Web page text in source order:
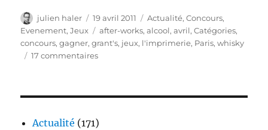
Auteur
julien haler
Publié
le
19 avril 2011 Catégories
Actualité,Concours,
Evenement,Jeux Étiquettes
after-works,alcool,avril,Catégories,
concours,gagner,grant's, jeux, l'imprimerie, Paris,whisky
17 commentairessur
live
Actualité (171)